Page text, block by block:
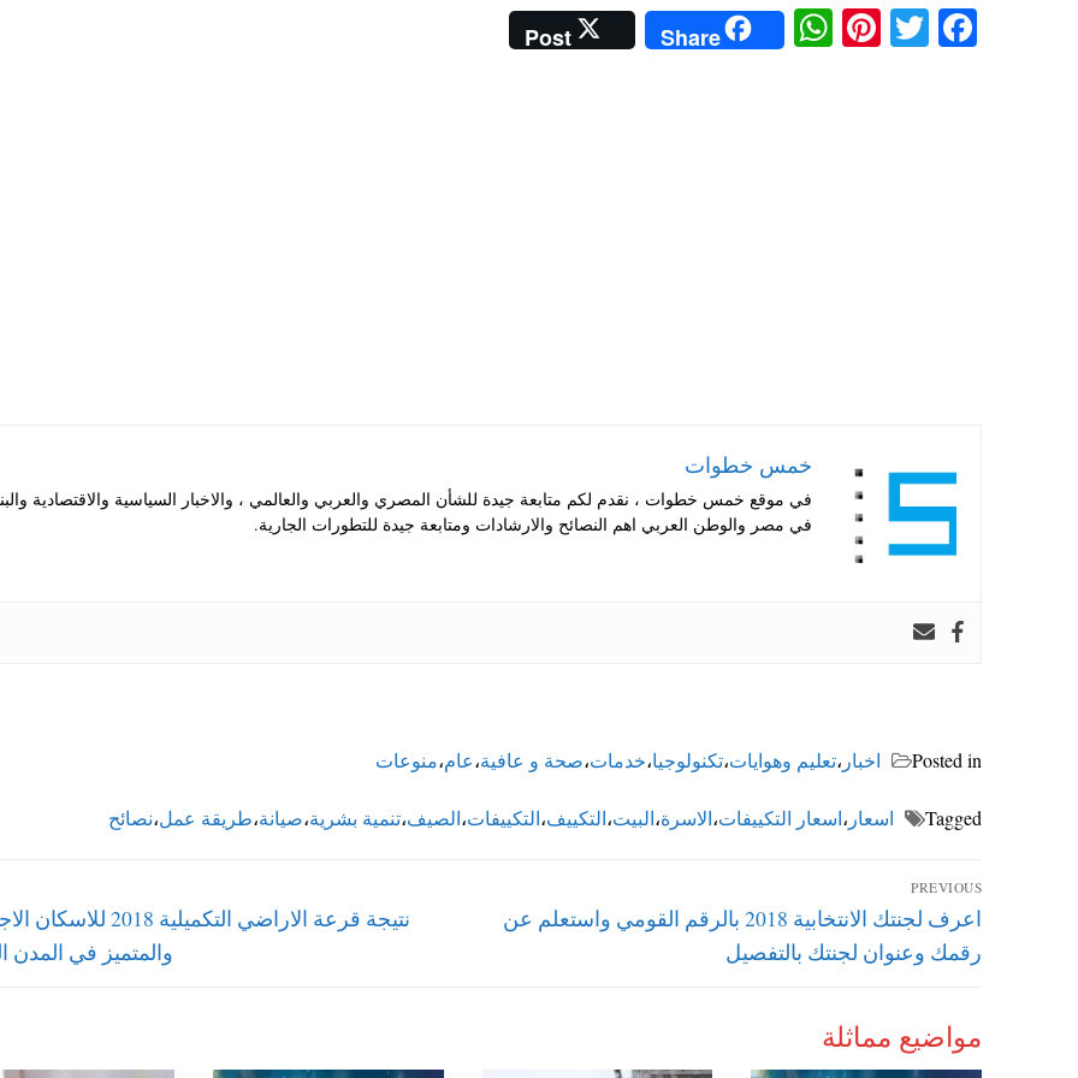
Fa
ce
T
wi
Pi
nt
W
ha
Share
Post
خمس خطوات
في موقع خمس خطوات ، نقدم لكم متابعة جيدة للشأن المصري والعربي والعالمي ، والاخبار السياسية والاقتصادية
في مصر والوطن العربي اهم النصائح والارشادات ومتابعة جيدة للتطورات الجارية.
Posted in اخبار ،تعليم وهوايات،تكنولوجيا،خدمات،صحة و عافية،عام،منوعات
Tagged اسعار ،اسعار التكييفات،الاسرة،البيت،التكييف،التكييفات،الصيف،تنمية بشرية،صيانة،طريقة عمل،نصائح
تصفّح
المقالات
PREVIOUS
Previous
post:
اعرف لجنتك الانتخابية 2018 بالرقم القومي واستعلم عن
رقمك وعنوان لجنتك بالتفصيل
Next
نتيجة قرعة الاراضي التكميلية
والمتميز في المدن
مواضيع مماثلة